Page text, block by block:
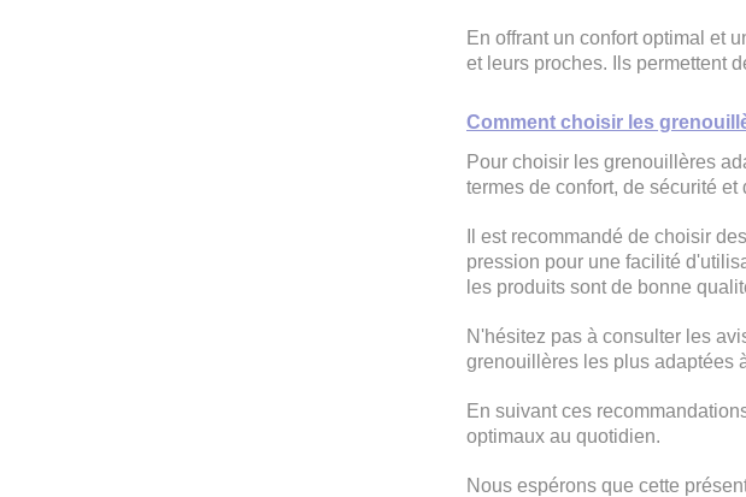
En offrant un confort optimal et
et leurs proches. Ils permettent
Comment choisir les
Pour choisir les grenouillères
termes de confort, de sécurité et
Il est recommandé de choisir
pression pour une facilité
les produits sont de bonne
N'hésitez pas à consulter les
grenouillères les plus adaptées
En suivant ces
optimaux au quotidien.
Nous espérons que cette